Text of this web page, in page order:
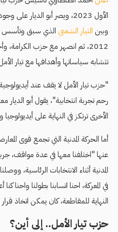
الأول 2023، ويصر أبو الديار
وبين التيار الشعبي الذي سبق وتأسس
2012، ثم انصهر مع حزب الكرامة، وأحزاب
تتشابه سياساتها وأهدافها مع تيار
"حزب تيار الأمل لا يقف عند
رحم تجربة انتخابية"، يقول أبو الديار
الأخرى ترتكز في النهاية على
أما الحركة المدنية التي تجمع قوى
عنها "اختلفنا معها في عدة مواقف،
المدنية أثناء الانتخابات الرئاسية،
في المعركة، احنا اتسابنا بطولنا واحنا
النهاية للمقاطعة، كان يمكن اتخاذ
حزب تيار الأمل.. إلى أين؟